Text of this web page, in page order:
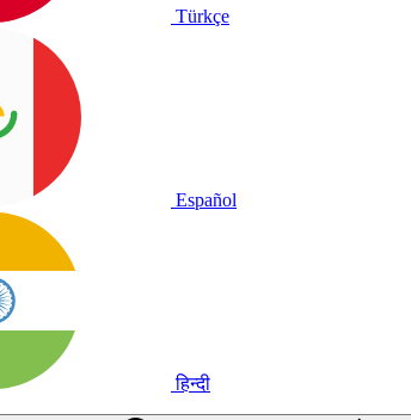
Türkçe
Español
हिन्दी